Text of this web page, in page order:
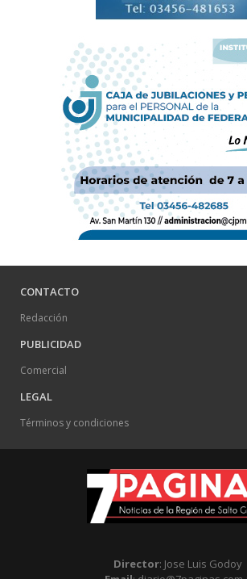
CONTACTO
Redacción
PUBLICIDAD
Comercial
LEGAL
Términos y condiciones
Director: Jose Luis Godoy